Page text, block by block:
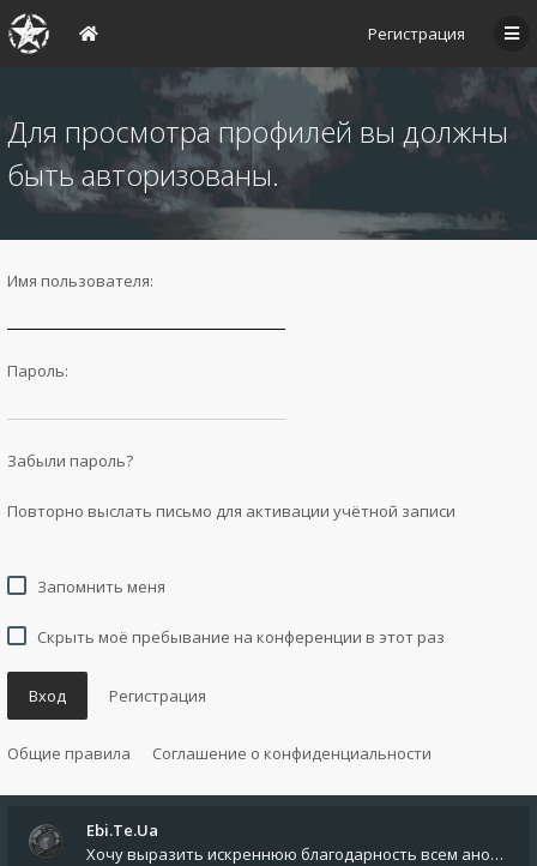
Регистрация
Для просмотра профилей вы должны
быть авторизованы.
Имя пользователя:
Пароль:
Забыли пароль?
Повторно выслать письмо для активации учётной записи
Запомнить меня
Скрыть моё пребывание на конференции в этот раз
Вход Регистрация
Общие правила Соглашение о конфиденциальности
Ebi.Te.Ua
Хочу выразить искреннюю благодарность всем анонимным пользователям, которые поддержали наше сообщество финансово. Благод